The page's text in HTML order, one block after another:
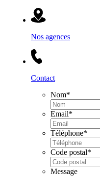
Nos agences
Contact
Nom*
Email*
Téléphone*
Code postal*
Message